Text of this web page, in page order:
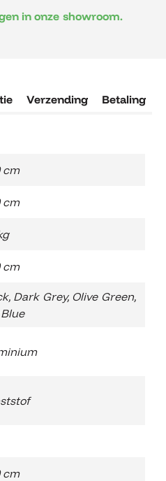
in onze showroom.
Verzending Betaling
cm
cm
cm
, Dark Grey, Olive Green,
cm